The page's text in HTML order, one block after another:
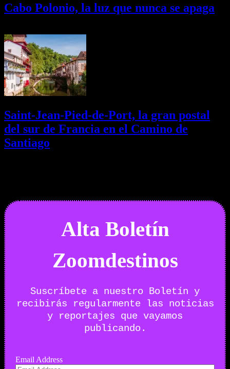
Cabo Polonio, la luz que nunca se apaga
Saint-Jean-Pied-de-Port, la gran postal
del sur de Francia en el Camino de
Santiago
Alta Boletín
Zoomdestinos
Suscríbete a nuestro Boletín y
recibirás regularmente las noticias
y reportajes que vayamos
publicando.
Email Address